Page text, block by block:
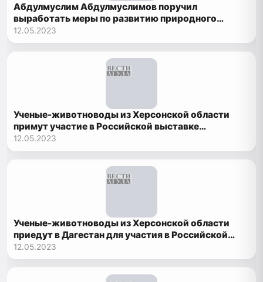
Абдулмуслим Абдулмуслимов поручил
выработать меры по развитию природного
заповедника «Дагестанский»
12.05.2023
Ученые-животноводы из Херсонской области
примут участие в Российской выставке
племенных овец и коз в Дагестане
12.05.2023
Ученые-животноводы из Херсонской области
приедут в Дагестан для участия в Российской
выставке племенных овец и коз
12.05.2023